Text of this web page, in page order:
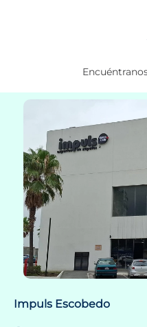
Impuls Escobedo